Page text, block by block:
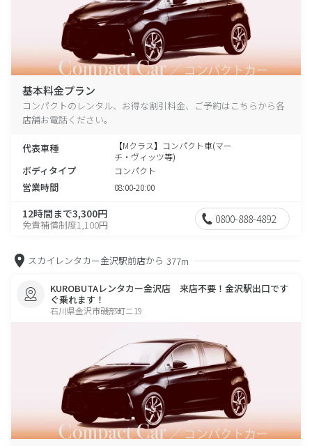
基本料金プラン
コンパクトのレンタル、お得な割引料金、ご予約はこちらから各
店舗お電話ください。
代表車種
【Mクラス】コンパクト車(マー
チ・ヴィッツ等)
ボディタイプ コンパクト
営業時間 08:00-20:00
12時間まで3,300円
免責補償制度1,100円 0800-888-4892
スカイレンタカー金沢駅前店から 377m
KUROBUTAレンタカー金沢店 来店不要！金沢駅出口です
ぐ乗れます！
石川県金沢市磯部町ニ19